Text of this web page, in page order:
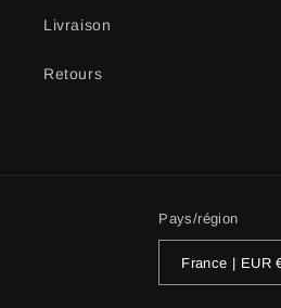
Livraison
Retours
Pays/région